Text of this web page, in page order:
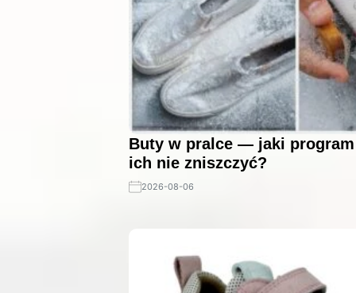
Buty w pralce — jaki
ich nie zniszczyć?
2026-08-06